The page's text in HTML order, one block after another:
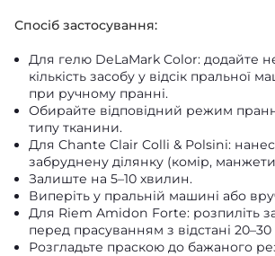
Спосіб застосування:
Для гелю DeLaMark Color: додайте
кількість засобу у відсік пральної
при ручному пранні.
Обирайте відповідний режим
типу тканини.
Для Chante Clair Colli & Polsini:
забруднену ділянку (комір,
Залиште на 5–10 хвилин.
Виперіть у пральній машині або
Для Riem Amidon Forte: розпиліть
перед прасуванням з відстані 20–30
Розгладьте праскою до бажаного